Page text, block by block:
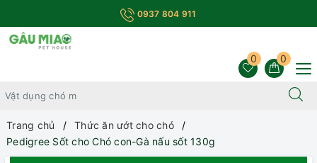
0937 804 911
0
0
Trang chủ
Thức ăn ướt cho chó
Pedigree Sốt cho Chó con-Gà nấu sốt 130g